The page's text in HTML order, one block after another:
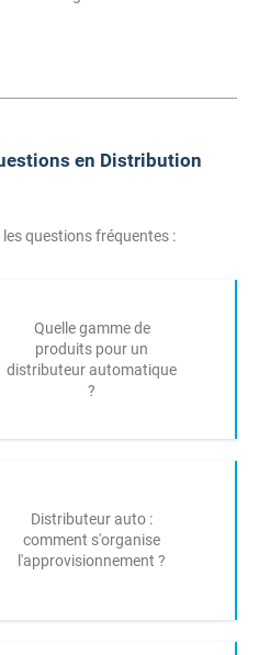
en Distribution
questions fréquentes :
Quelle gamme de
produits pour un
distributeur automatique
?
Distributeur auto :
comment s'organise
l'approvisionnement ?